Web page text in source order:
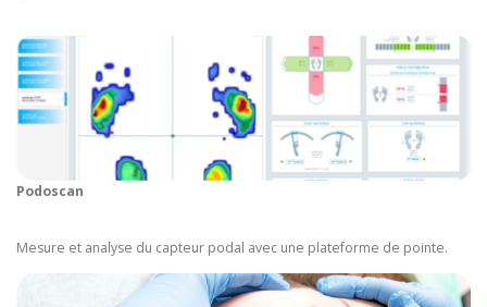
Podoscan
Mesure et analyse du capteur podal avec une plateforme de pointe.